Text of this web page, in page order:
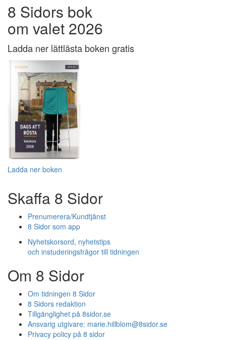
8 Sidors bok
om valet 2026
Ladda ner lättlästa boken gratis
Ladda ner boken
Skaffa 8 Sidor
Prenumerera/Kundtjänst
8 Sidor som app
Nyhetskorsord, nyhetstips
och instuderingsfrågor till tidningen
Om 8 Sidor
Om tidningen 8 Sidor
8 Sidors redaktion
Tillgänglighet på 8sidor.se
Ansvarig utgivare: marie.hillblom@8sidor.se
Privacy policy på 8 sidor